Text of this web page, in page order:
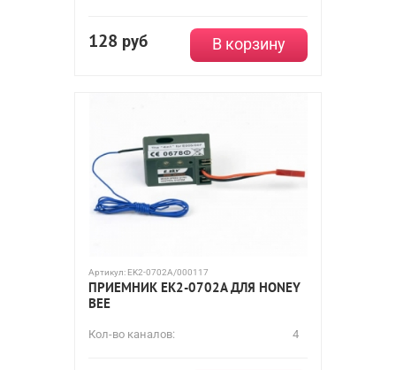
128 руб В корзину
Артикул: EK2-0702A/000117
ПРИЕМНИК EK2-0702A ДЛЯ HONEY
BEE
Кол-во каналов: 4